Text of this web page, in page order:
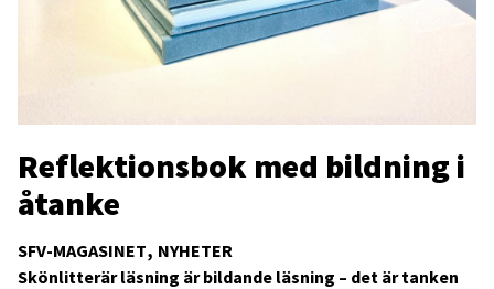
SFV-MAGASINET NYHETER
Reflektionsbok med bildning i
åtanke
Skönlitterär läsning är bildande läsning – det är tanken